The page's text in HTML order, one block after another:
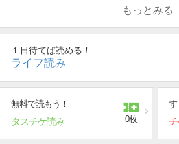
体質の生徒が複数在籍している男子
一緒に通学していた幼馴染みが突然
じる少年や、
真面目すぎて自身の女体化体質を
員、
前向きに女子制服を着こなしカワイ
特殊な日常風景とドキドキの学園
もっとみる
１日待てば読める！
ライフ読み
無料で読もう！
タスチケ読み 0枚
す